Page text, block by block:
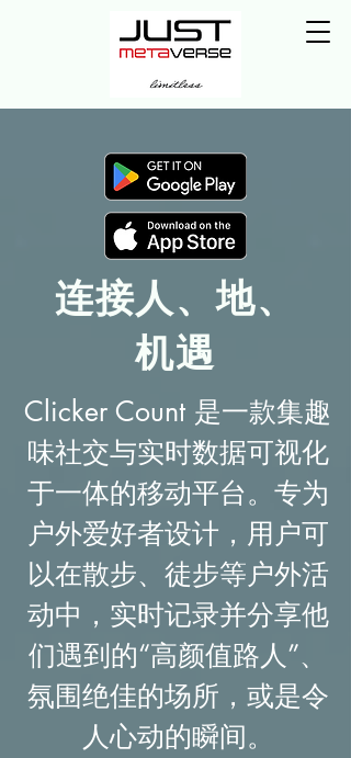
连接人、地、
机遇
Clicker Count 是一款集趣
味社交与实时数据可视化
于一体的移动平台。专为
户外爱好者设计，用户可
以在散步、徒步等户外活
动中，实时记录并分享他
们遇到的“高颜值路人”、
氛围绝佳的场所，或是令
人心动的瞬间。